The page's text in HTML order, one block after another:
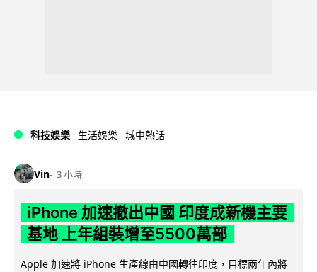
科技娛樂 生活娛樂 城中熱話
Vin 3 小時
iPhone 加速撤出中國 印度成新機主要
基地 上年組裝增至5500萬部
Apple 加速將 iPhone 生產線由中國轉往印度，目標兩年內將